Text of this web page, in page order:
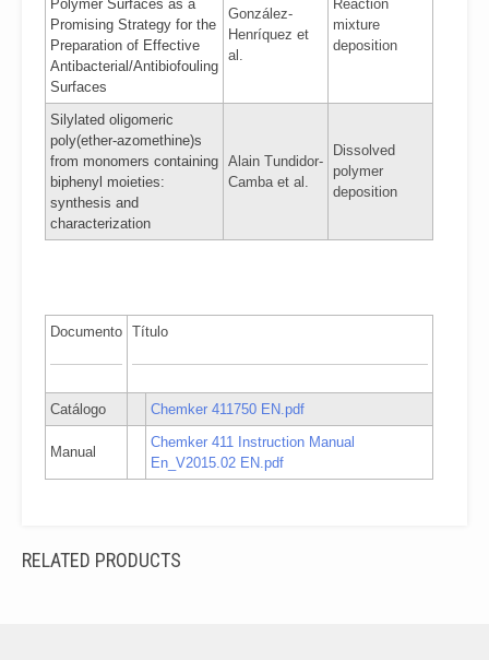
Polymer Surfaces as a
Promising Strategy for the
Preparation of Effective
Antibacterial/Antibiofouling
Surfaces
González-
Henríquez et
al.
Reaction
mixture
deposition
Silylated oligomeric
poly(ether-azomethine)s
from monomers containing
biphenyl moieties:
synthesis and
characterization
Alain Tundidor-
Camba et al.
Dissolved
polymer
deposition
Documento Título
Catálogo Chemker 411750 EN.pdf
Manual
Chemker 411 Instruction Manual
En_V2015.02 EN.pdf
RELATED PRODUCTS